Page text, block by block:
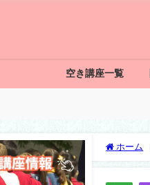
空き講座一覧
ホーム